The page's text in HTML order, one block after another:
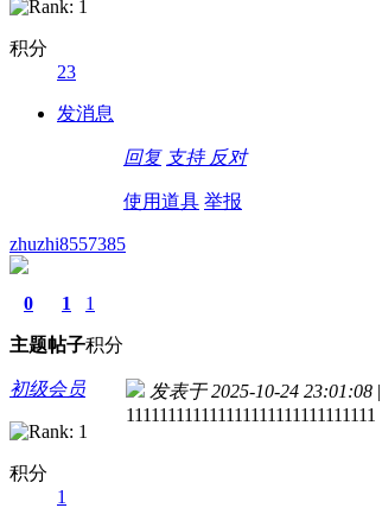
积分
23
发消息
回复 支持 反对
使用道具 举报
zhuzhi8557385
0
主题
1
帖子
1
积分
初级会员
积分
1
发表于 2025-10-24 23:01:08 |
111111111111111111111111111111